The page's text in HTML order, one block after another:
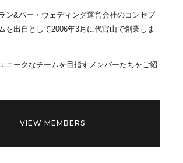
ン&バー・ウェディング運営会社のコンセプ
を出自として2006年3月に代官山で創業しま
ニークなチームを目指すメンバーたちをご紹
VIEW MEMBERS